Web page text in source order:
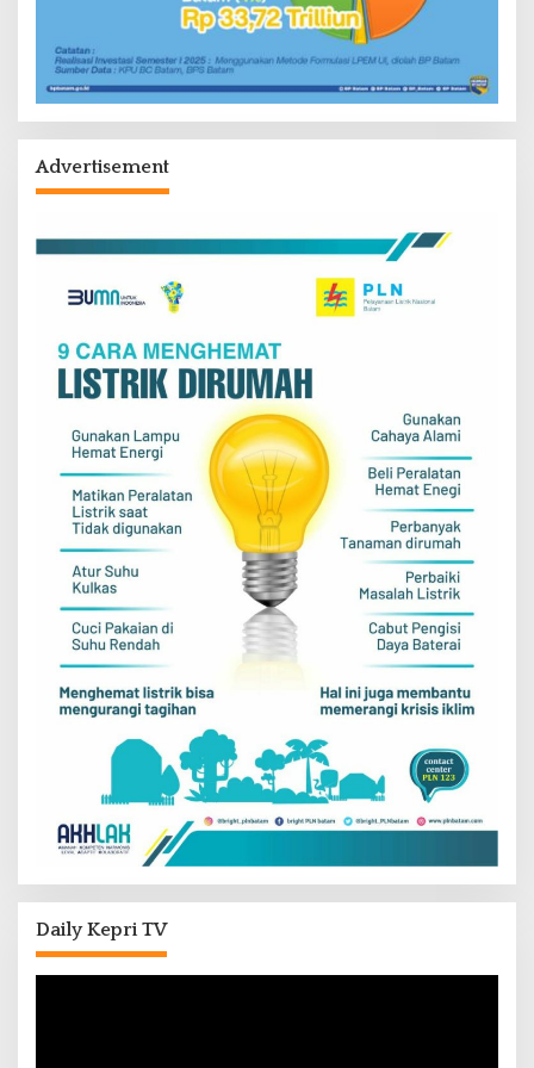
Advertisement
Daily Kepri TV